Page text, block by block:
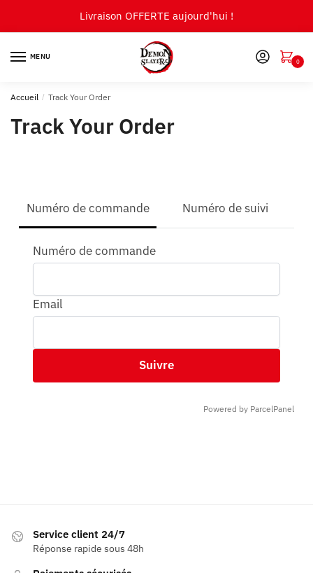
Livraison OFFERTE aujourd'hui !
MENU
0
Accueil / Track Your Order
Track Your Order
Numéro de commande Numéro de suivi
Numéro de commande
Email
Suivre
Powered by ParcelPanel
Service client 24/7
Réponse rapide sous 48h